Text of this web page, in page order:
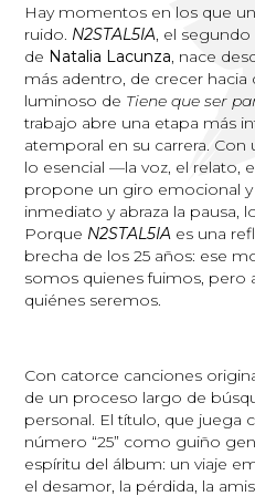
Hay momentos en los que
ruido. N2STAL5IA , el
de Natalia Lacunza , nace
más adentro, de crecer hacia
luminoso de Tiene que ser
trabajo abre una etapa más
atemporal en su carrera.
lo esencial —la voz, el relato,
propone un giro emocional
inmediato y abraza la pausa,
Porque N2STAL5IA es una
brecha de los 25 años: ese
somos quienes fuimos, pero
quiénes seremos.
Con catorce canciones
de un proceso largo de
personal. El título, que juega
número “25” como guiño
espíritu del álbum: un viaje
el desamor, la pérdida, la